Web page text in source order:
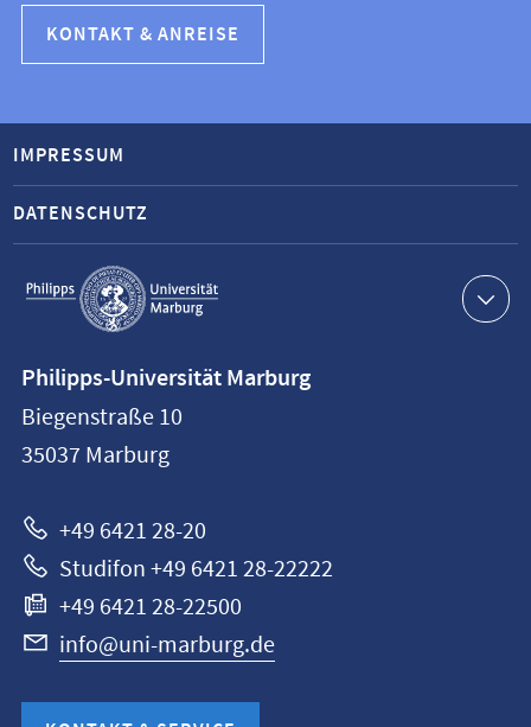
KONTAKT & ANREISE
Service-
Navigation
IMPRESSUM
DATENSCHUTZ
Philipps-
Universität
Marburg
Philipps-Universität Marburg
Biegenstraße 10
35037 Marburg
+49 6421 28-20
Studifon +49 6421 28-22222
+49 6421 28-22500
info@uni-marburg.de